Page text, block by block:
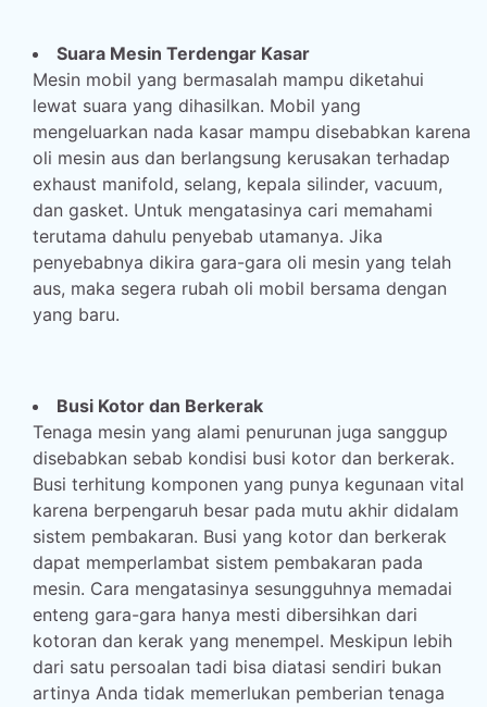
Suara Mesin Terdengar Kasar
Mesin mobil yang bermasalah mampu diketahui
lewat suara yang dihasilkan. Mobil yang
mengeluarkan nada kasar mampu disebabkan karena
oli mesin aus dan berlangsung kerusakan terhadap
exhaust manifold, selang, kepala silinder, vacuum,
dan gasket. Untuk mengatasinya cari memahami
terutama dahulu penyebab utamanya. Jika
penyebabnya dikira gara-gara oli mesin yang telah
aus, maka segera rubah oli mobil bersama dengan
yang baru.
Busi Kotor dan Berkerak
Tenaga mesin yang alami penurunan juga sanggup
disebabkan sebab kondisi busi kotor dan berkerak.
Busi terhitung komponen yang punya kegunaan vital
karena berpengaruh besar pada mutu akhir didalam
sistem pembakaran. Busi yang kotor dan berkerak
dapat memperlambat sistem pembakaran pada
mesin. Cara mengatasinya sesungguhnya memadai
enteng gara-gara hanya mesti dibersihkan dari
kotoran dan kerak yang menempel. Meskipun lebih
dari satu persoalan tadi bisa diatasi sendiri bukan
artinya Anda tidak memerlukan pemberian tenaga